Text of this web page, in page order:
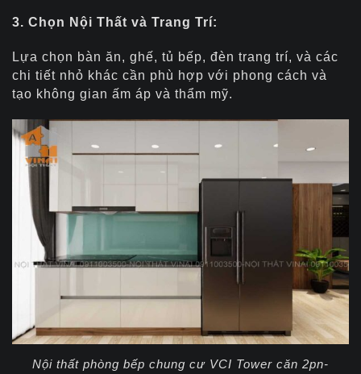
3. Chọn Nội Thất và Trang Trí:
Lựa chọn bàn ăn, ghế, tủ bếp, đèn trang trí, và các
chi tiết nhỏ khác cần phù hợp với phong cách và
tạo không gian ấm áp và thẩm mỹ.
Nội thất phòng bếp chung cư VCI Tower căn 2pn-